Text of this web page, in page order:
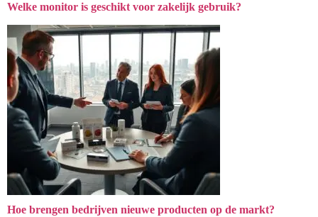
Welke monitor is geschikt voor zakelijk gebruik?
Hoe brengen bedrijven nieuwe producten op de markt?